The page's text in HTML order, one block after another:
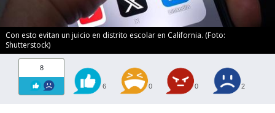
Con esto evitan un juicio en distrito escolar en California. (Foto:
Shutterstock)
8
6 0 0 2